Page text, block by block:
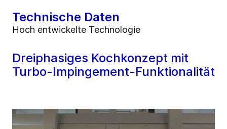
Technische Daten
Hoch entwickelte Technologie
Dreiphasiges Kochkonzept mit
Turbo-Impingement-Funktionalität